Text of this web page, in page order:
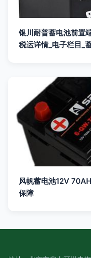
银川耐普蓄电池前置
税运详情_电子栏目_
风帆蓄电池12V
保障